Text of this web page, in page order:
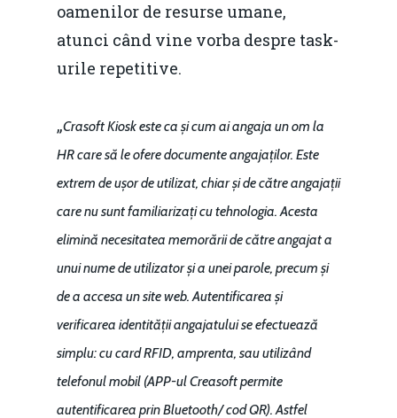
oamenilor de resurse umane,
atunci când vine vorba despre task-
urile repetitive.
„Crasoft Kiosk este ca și cum ai angaja un om la
HR care să le ofere documente angajaților. Este
extrem de ușor de utilizat, chiar și de către angajații
care nu sunt familiarizați cu tehnologia. Acesta
elimină necesitatea memorării de către angajat a
unui nume de utilizator și a unei parole, precum și
de a accesa un site web. Autentificarea și
verificarea identității angajatului se efectuează
simplu: cu card RFID, amprenta, sau utilizând
telefonul mobil (APP-ul Creasoft permite
autentificarea prin Bluetooth/ cod QR). Astfel